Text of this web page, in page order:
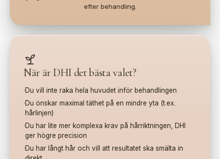
efter behandling.
När är DHI det bästa valet?
·Du vill inte raka hela huvudet inför behandlingen
·Du önskar maximal täthet på en mindre yta (t.ex.
hårlinjen)
·Du har lite mer komplexa krav på hårriktningen, DHI
ger högre precision
·Du har långt hår och vill att resultatet ska smälta in